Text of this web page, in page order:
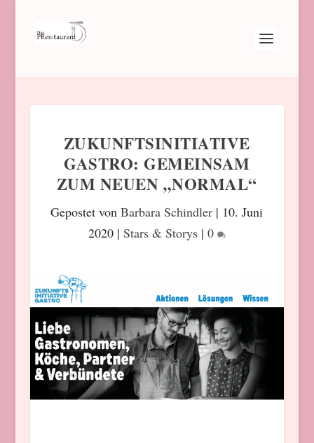
ZUKUNFTSINITIATIVE
GASTRO: GEMEINSAM
ZUM NEUEN „NORMAL“
Gepostet vonBarbara Schindler | 10. Juni
2020| Stars & Storys| 0